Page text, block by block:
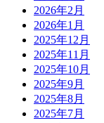
2026年2月
2026年1月
2025年12月
2025年11月
2025年10月
2025年9月
2025年8月
2025年7月